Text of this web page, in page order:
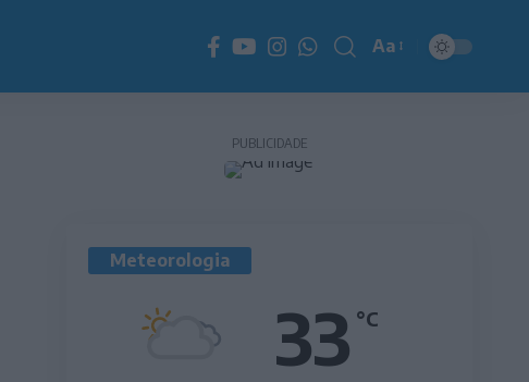
Redimensionador
de
Aa
PUBLICIDADE
Meteorologia
33 °C